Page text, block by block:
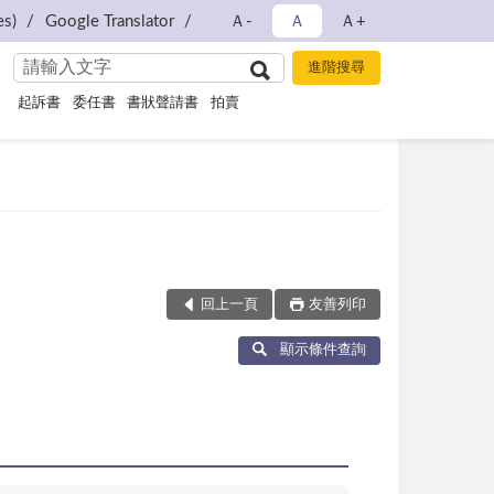
Google Translator Ａ- Ａ Ａ+
起訴書 委任書 書狀聲請書 拍賣
回上一頁 友善列印
顯示條件查詢